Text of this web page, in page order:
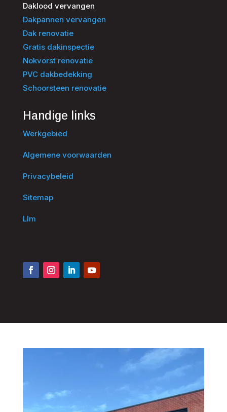
Daklood vervangen
Dakpannen vervangen
Dak renovatie
Gratis dakinspectie
Nokvorst renovatie
PVC dakbedekking
Schoorsteen renovatie
Handige links
Werkgebied
Algemene voorwaarden
Privacybeleid
Sitemap
Llm